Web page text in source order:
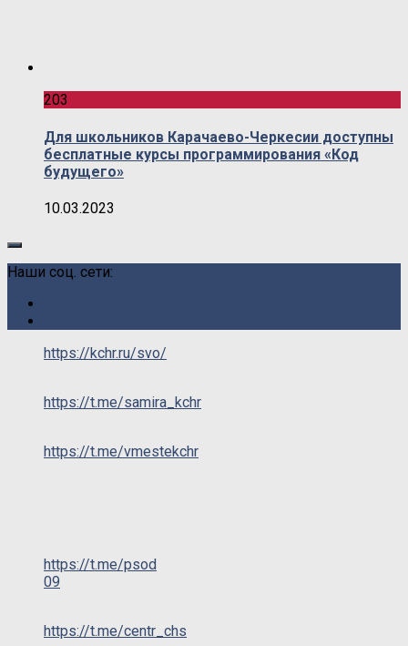
203
Для школьников Карачаево-Черкесии доступны
бесплатные курсы программирования «Код
будущего»
10.03.2023
Наши соц. сети:
https://kchr.ru/svo/
https://t.me/samira_kchr
https://t.me/vmestekchr
https://t.me/psod
09
https://t.me/centr_chs